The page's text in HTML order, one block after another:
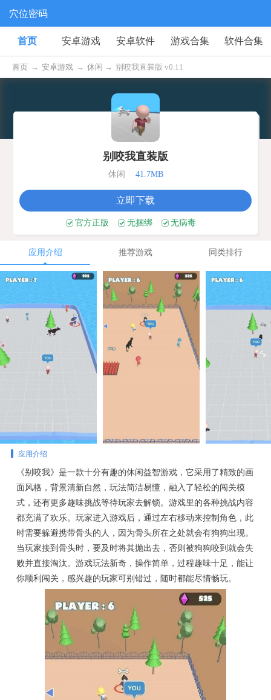
穴位密码
首页 安卓游戏 安卓软件 游戏合集 软件合集
首页 → 安卓游戏 → 休闲 → 别咬我直装版 v0.11
别咬我直装版
休闲 41.7MB
立即下载
官方正版 无捆绑 无病毒
应用介绍 推荐游戏 同类排行
应用介绍
《别咬我》是一款十分有趣的休闲益智游戏，它采用了精致的画
面风格，背景清新自然，玩法简洁易懂，融入了轻松的闯关模
式，还有更多趣味挑战等待玩家去解锁。游戏里的各种挑战内容
都充满了欢乐。玩家进入游戏后，通过左右移动来控制角色，此
时需要躲避携带骨头的人，因为骨头所在之处就会有狗狗出现。
当玩家接到骨头时，要及时将其抛出去，否则被狗狗咬到就会失
败并直接淘汰。游戏玩法新奇，操作简单，过程趣味十足，能让
你顺利闯关，感兴趣的玩家可别错过，随时都能尽情畅玩。